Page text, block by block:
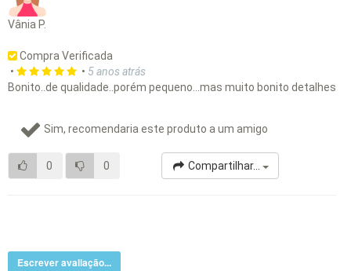
Vânia P.
Compra Verificada
•
• 5 anos atrás
Bonito..de qualidade..porém pequeno...mas muito bonito detalhes
Sim, recomendaria este produto a um amigo
0 0 Compartilhar...
Escrever avaliação...